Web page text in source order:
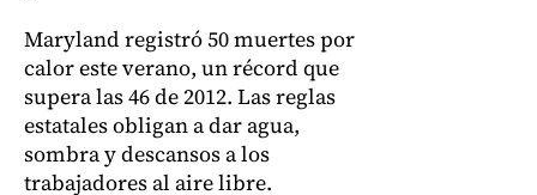
Maryland registró 50 muertes por
calor este verano, un récord que
supera las 46 de 2012. Las reglas
estatales obligan a dar agua,
sombra y descansos a los
trabajadores al aire libre.